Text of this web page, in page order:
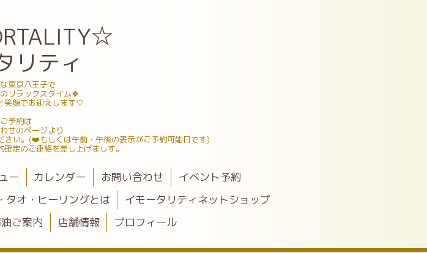
リティ
東京八王子で
リラックスタイム🍀
笑顔でお迎えします♡
ご予約は
せのページより
さい。(❤️もしくは午前・午後の表示がご予約可能日です)
定のご連絡を差し上げましす。
ー カレンダー お問い合わせ
イベント予約
タオ・ヒーリングとは
イモータリティネットショップ
ご案内
店舗情報 プロフィール